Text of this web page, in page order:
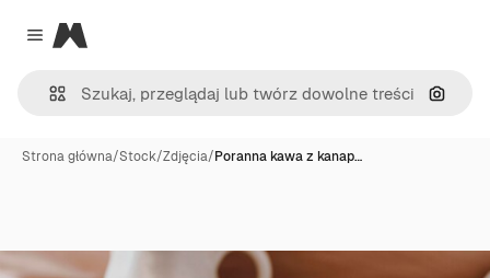
Close menu
Magnific
Szukaj
Strona główna/Stock/Zdjęcia/Poranna kawa z kanap…